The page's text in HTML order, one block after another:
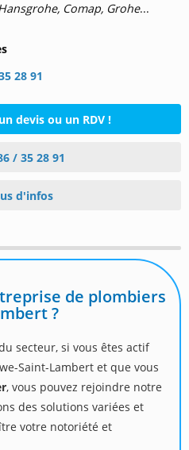
Comap, Grohe...
28 91
devis ou un RDV !
/ 35 28 91
d'infos
de plombiers
?
secteur, si vous êtes actif
Saint-Lambert et que vous
, vous pouvez rejoindre notre
des solutions variées et
votre notoriété et